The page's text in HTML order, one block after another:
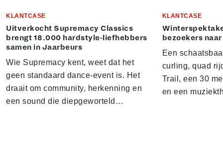
KLANTCASE
Uitverkocht Supremacy Classics
brengt 18.000 hardstyle-liefhebbers
samen in Jaarbeurs
Wie Supremacy kent, weet dat het
geen standaard dance-event is. Het
draait om community, herkenning en
een sound die diepgeworteld…
KLANTCASE
bezoekers
Een
curling, quad
Trail, een 30
en een